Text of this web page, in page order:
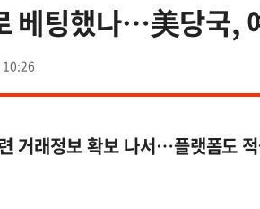
베팅했나…美당국,
거래정보 확보 나서…플랫폼도